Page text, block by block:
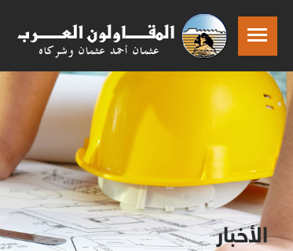
الأخبار